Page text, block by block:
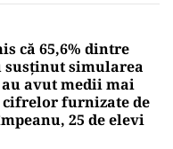
că 65,6% dintre
susținut simularea
avut medii mai
cifrelor furnizate de
25 de elevi